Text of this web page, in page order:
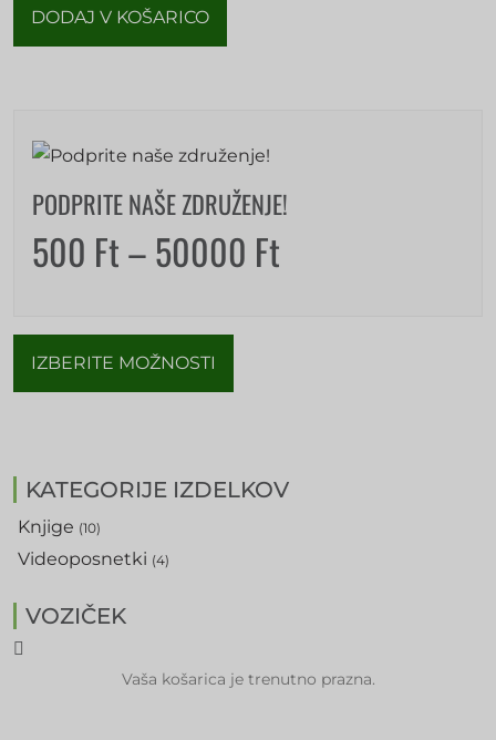
KATEGORIJE IZDELKOV
Knjige (10)
Videoposnetki (4)
VOZIČEK
Vaša košarica je trenutno prazna.
DODAJ V KOŠARICO
PODPRITE NAŠE ZDRUŽENJE!
500 Ft–50000 Ft
IZBERITE MOŽNOSTI